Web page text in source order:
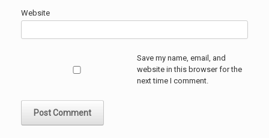
Website
Save my name, email, and
website in this browser for the
next time I comment.